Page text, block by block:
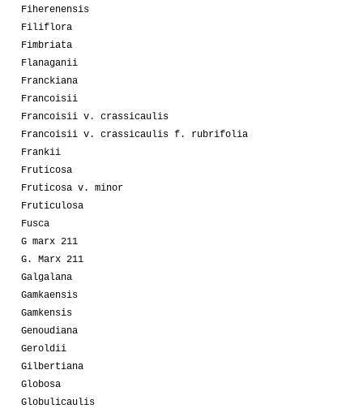
Fiherenensis
Filiflora
Fimbriata
Flanaganii
Franckiana
Francoisii
Francoisii v. crassicaulis
Francoisii v. crassicaulis f. rubrifolia
Frankii
Fruticosa
Fruticosa v. minor
Fruticulosa
Fusca
G marx 211
G. Marx 211
Galgalana
Gamkaensis
Gamkensis
Genoudiana
Geroldii
Gilbertiana
Globosa
Globulicaulis